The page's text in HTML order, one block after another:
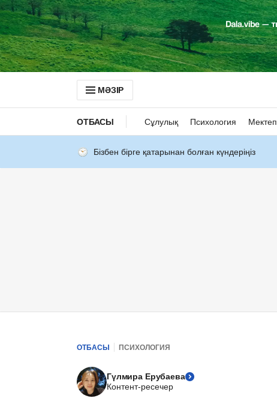
МӘЗІР
ОТБАСЫ Сұлулық Психология Мектеп
Бізбен бірге қатарынан болған күндеріңіз
ОТБАСЫ ПСИХОЛОГИЯ
Гүлмира Ерубаева
Контент-ресечер